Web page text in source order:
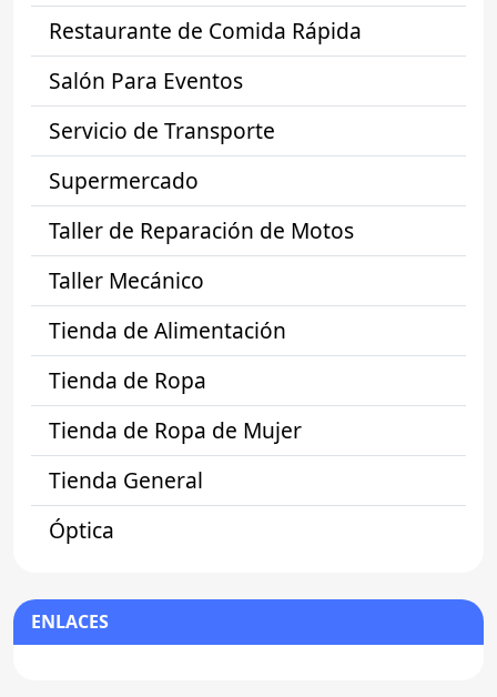
Restaurante de Comida Rápida
Salón Para Eventos
Servicio de Transporte
Supermercado
Taller de Reparación de Motos
Taller Mecánico
Tienda de Alimentación
Tienda de Ropa
Tienda de Ropa de Mujer
Tienda General
Óptica
ENLACES